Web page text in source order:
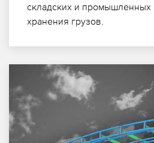
складских и промышленных
хранения грузов.